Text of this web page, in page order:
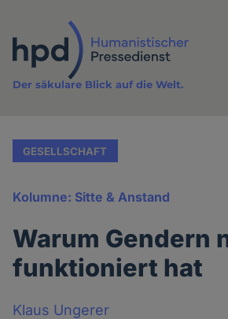
Inhalt
Der säkulare Blick auf die Welt.
GESELLSCHAFT
Kolumne: Sitte & Anstand
Warum Gendern
funktioniert hat
Klaus Ungerer